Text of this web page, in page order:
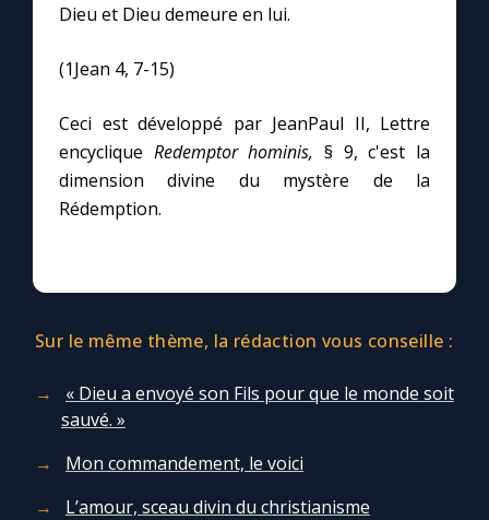
Dieu et Dieu demeure en lui.
(1Jean 4, 7-15)
Ceci est développé par JeanPaul II, Lettre
encyclique Redemptor hominis, § 9, c'est la
dimension divine du mystère de la
Rédemption.
Sur le même thème, la rédaction vous conseille :
« Dieu a envoyé son Fils pour que le monde soit
sauvé. »
Mon commandement, le voici
L’amour, sceau divin du christianisme